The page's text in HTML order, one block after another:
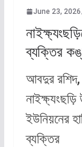
June 23, 2026
ব্যক্তির
আবদুর রশিদ,
নাইক্ষ্যংছড়ি
ইউনিয়নের
ব্যক্তির